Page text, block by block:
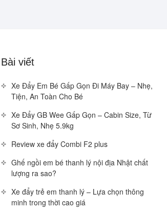
Bài viết
Xe Đẩy Em Bé Gấp Gọn Đi Máy Bay – Nhẹ,
Tiện, An Toàn Cho Bé
Xe Đẩy GB Wee Gấp Gọn – Cabin Size, Từ
Sơ Sinh, Nhẹ 5.9kg
Review xe đẩy Combi F2 plus
Ghế ngồi em bé thanh lý nội địa Nhật chất
lượng ra sao?
Xe đẩy trẻ em thanh lý – Lựa chọn thông
minh trong thời cao giá